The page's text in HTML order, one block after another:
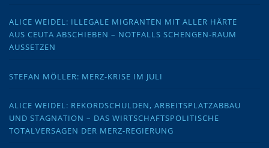
ALICE WEIDEL: ILLEGALE MIGRANTEN MIT ALLER HÄRTE
AUS CEUTA ABSCHIEBEN – NOTFALLS SCHENGEN-RAUM
AUSSETZEN
STEFAN MÖLLER: MERZ-KRISE IM JULI
ALICE WEIDEL: REKORDSCHULDEN, ARBEITSPLATZABBAU
UND STAGNATION – DAS WIRTSCHAFTSPOLITISCHE
TOTALVERSAGEN DER MERZ-REGIERUNG